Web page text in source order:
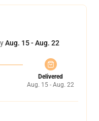
Aug. 15 - Aug. 22
Delivered
Aug. 15 - Aug. 22